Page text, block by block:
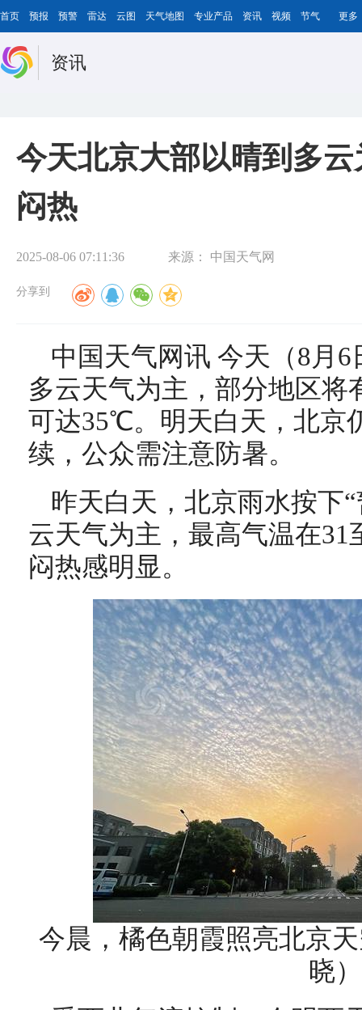
首页 预报 预警 雷达 云图 天气地图 专业产品 资讯 视频 节气 更多
资讯
今天北京大部以晴到多
闷热
2025-08-06 07:11:36 来源： 中国天气网
分享到
中国天气网讯 今天（8月
多云天气为主，部分地区将
可达35℃。明天白天，北京
续，公众需注意防暑。
昨天白天，北京雨水按下
云天气为主，最高气温在
闷热感明显。
今晨，橘色朝霞照亮北京
晓）